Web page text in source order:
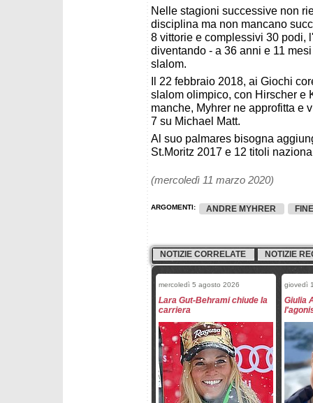
Nelle stagioni successive non
disciplina ma non mancano
8 vittorie e complessivi 30 podi,
diventando - a 36 anni e 11
slalom.
Il 22 febbraio 2018, ai Giochi
slalom olimpico, con Hirscher e
manche, Myhrer ne approfitta e
7 su Michael Matt.
Al suo palmares bisogna
St.Moritz 2017 e 12 titoli
(mercoledì 11 marzo 2020)
ARGOMENTI: ANDRE MYHRER
NOTIZIE CORRELATE NOTIZIE
mercoledì 5 agosto 2026
Lara Gut-Behrami chiude la
carriera
giovedì
Giulia